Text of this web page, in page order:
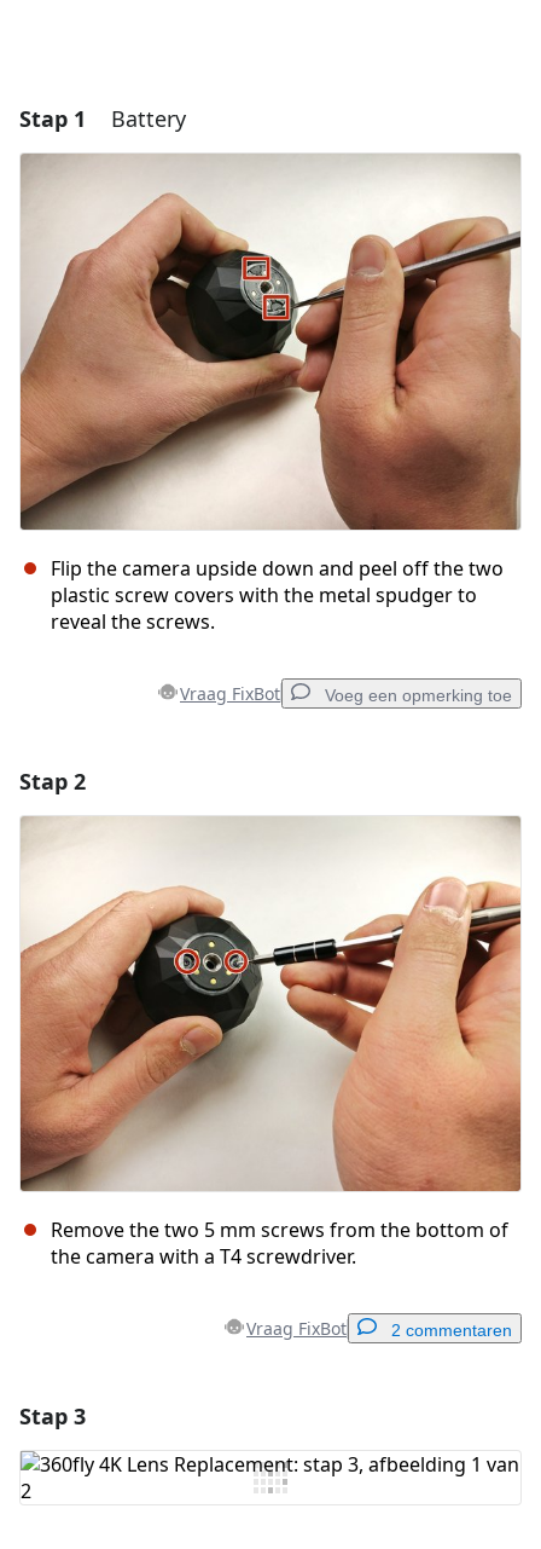
Stap 1 Battery
Flip the camera upside down and peel off the two
plastic screw covers with the metal spudger to
reveal the screws.
Vraag FixBot Voeg een opmerking toe
Annuleren Plaats opmerking
Stap 2
Remove the two 5 mm screws from the bottom of
the camera with a T4 screwdriver.
Vraag FixBot 2 commentaren
Voeg opmerking toe
Stap 3